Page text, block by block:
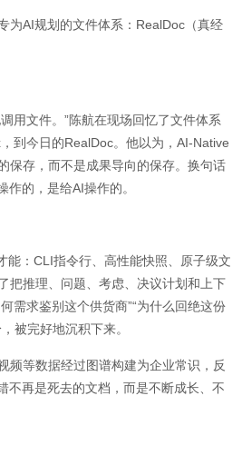
AI规划的文件体系：RealDoc（真经
文件。”陈航在现场回忆了文件体系
到今日的RealDoc。他以为，AI-Native
保存，而不是成果导向的保存。换句话
的，是给AI操作的。
：CLI指令行、高性能快照、原子级文
把推理、问题、考虑、决议计划和上下
需求鉴别这个供货商”“为什么回绝这份
被完好地沉积下来。
等数据经过图谱构建为企业常识，反
不再是死去的文档，而是不断成长、不